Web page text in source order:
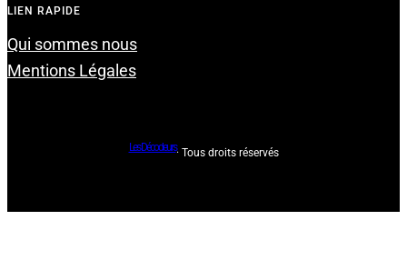
LIEN RAPIDE
Qui sommes nous
Mentions Légales
Les Décodeurs· Tous droits réservés